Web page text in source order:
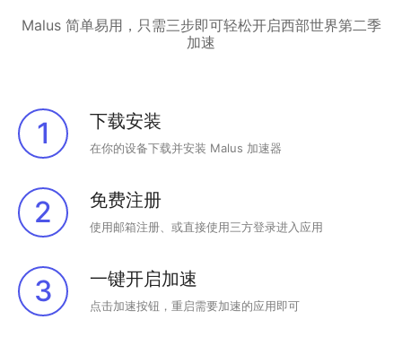
Malus 简单易用，只需三步即可轻松开启西部世界第二季
加速
1 下载安装
在你的设备下载并安装 Malus 加速器
2 免费注册
使用邮箱注册、或直接使用三方登录进入应用
3 一键开启加速
点击加速按钮，重启需要加速的应用即可